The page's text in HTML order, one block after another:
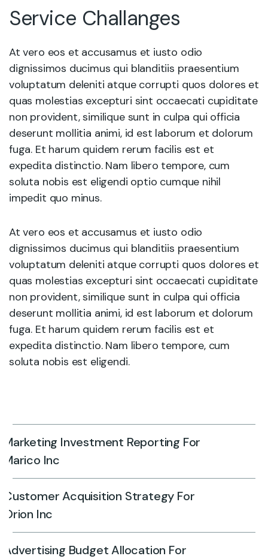
Service Challanges
At vero eos et accusamus et iusto odio
dignissimos ducimus qui blanditiis praesentium
voluptatum deleniti atque corrupti quos dolores et
quas molestias excepturi sint occaecati cupiditate
non provident, similique sunt in culpa qui officia
deserunt mollitia animi, id est laborum et dolorum
fuga. Et harum quidem rerum facilis est et
expedita distinctio. Nam libero tempore, cum
soluta nobis est eligendi optio cumque nihil
impedit quo minus.
At vero eos et accusamus et iusto odio
dignissimos ducimus qui blanditiis praesentium
voluptatum deleniti atque corrupti quos dolores et
quas molestias excepturi sint occaecati cupiditate
non provident, similique sunt in culpa qui officia
deserunt mollitia animi, id est laborum et dolorum
fuga. Et harum quidem rerum facilis est et
expedita distinctio. Nam libero tempore, cum
soluta nobis est eligendi.
Marketing Investment Reporting For
Marico Inc
Customer Acquisition Strategy For
Orion Inc
Advertising Budget Allocation For